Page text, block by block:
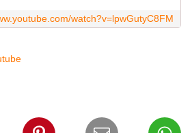
watch?v=lpwGutyC8FM